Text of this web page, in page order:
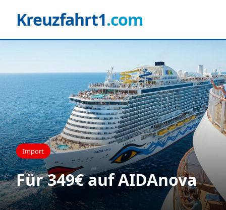
Kreuzfahrt1.com
Import
Für 349€ auf AIDAnova